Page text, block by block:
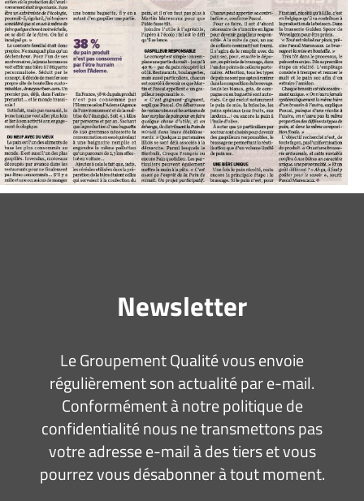
Newsletter
Le Groupement Qualité vous envoie
régulièrement son actualité par e-mail.
Conformément à notre politique de
confidentialité nous ne transmettons pas
votre adresse e-mail à des tiers et vous
pourrez vous désabonner à tout moment.